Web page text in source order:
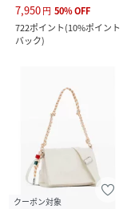
7,950円 50%OFF
722ポイント(10%ポイント
バック)
クーポン対象